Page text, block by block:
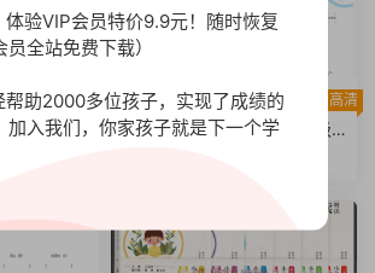
高清
三年级下
卷 试题
三年级语文下册 高清
【打印版】一线调研卷3年级下
体验VIP会员特价9.9元！随时恢复
全站免费下载）
帮助2000多位孩子，实现了成绩的
加入我们，你家孩子就是下一个学